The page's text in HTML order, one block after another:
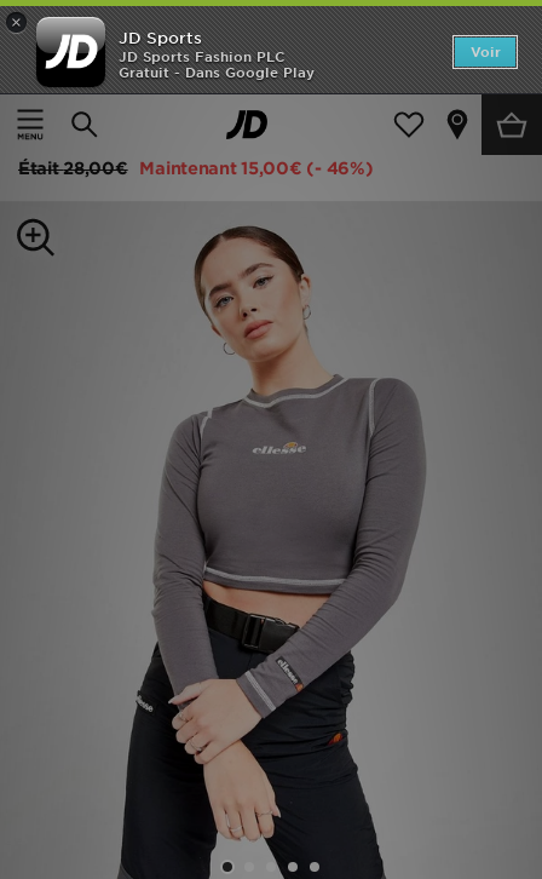
×
JD Sports
JD Sports Fashion PLC
Gratuit - Dans Google Play
Voir
Accueil
Femme Vêtements Femme Tops
Ellesse T-shirt Contrast Crop Manches longues Femme
Était28,00€ Maintenant15,00€ (- 46%)
Accueil
Nouveautés
Enfant
Suivre Ma Commande
Service client
Nos Magasins
Télécharge l'Appli